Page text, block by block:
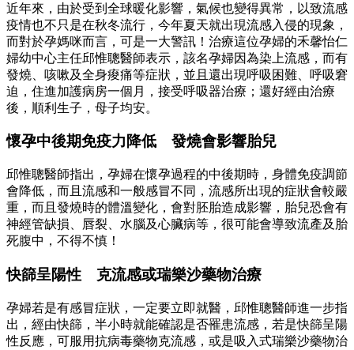
近年來，由於受到全球暖化影響，氣候也變得異常，以致流感
疫情也不只是在秋冬流行，今年夏天就出現流感入侵的現象，
而對於孕媽咪而言，可是一大警訊！治療這位孕婦的禾馨怡仁
婦幼中心主任邱惟聰醫師表示，該名孕婦因為染上流感，而有
發燒、咳嗽及全身痠痛等症狀，並且還出現呼吸困難、呼吸窘
迫，住進加護病房一個月，接受呼吸器治療；還好經由治療
後，順利生子，母子均安。
懷孕中後期免疫力降低 發燒會影響胎兒
邱惟聰醫師指出，孕婦在懷孕過程的中後期時，身體免疫調節
會降低，而且流感和一般感冒不同，流感所出現的症狀會較嚴
重，而且發燒時的體溫變化，會對胚胎造成影響，胎兒恐會有
神經管缺損、唇裂、水腦及心臟病等，很可能會導致流產及胎
死腹中，不得不慎！
快篩呈陽性 克流感或瑞樂沙藥物治療
孕婦若是有感冒症狀，一定要立即就醫，邱惟聰醫師進一步指
出，經由快篩，半小時就能確認是否罹患流感，若是快篩呈陽
性反應，可服用抗病毒藥物克流感，或是吸入式瑞樂沙藥物治